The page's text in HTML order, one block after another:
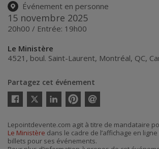
Événement en personne
15 novembre 2025
20h00 / Entrée: 19h00
Le Ministère
4521, boul. Saint-Laurent, Montréal, QC,
Partagez cet événement
Twitter
courriel
Lepointdevente.com agit à titre de mandataire
Le Ministère dans le cadre de l’affichage en
billets pour ses événements.